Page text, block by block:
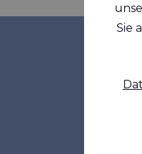
Sie